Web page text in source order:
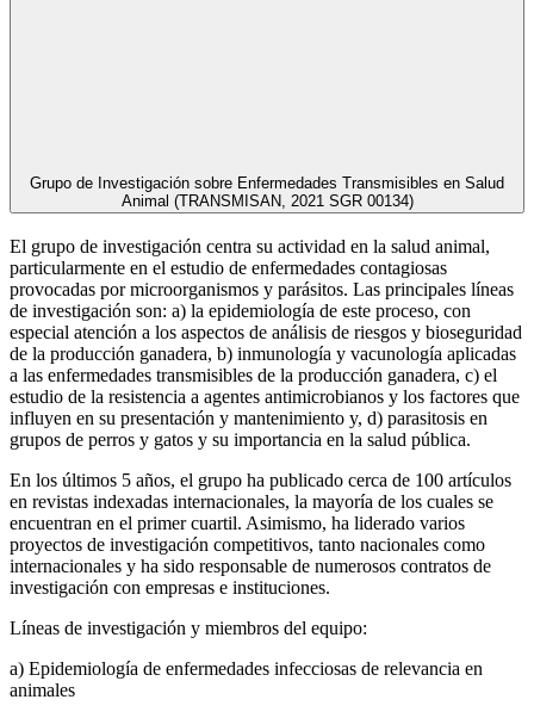
Grupo de Investigación sobre Enfermedades Transmisibles en Salud
Animal (TRANSMISAN, 2021 SGR 00134)
El grupo de investigación centra su actividad en la salud animal,
particularmente en el estudio de enfermedades contagiosas
provocadas por microorganismos y parásitos. Las principales líneas
de investigación son: a) la epidemiología de este proceso, con
especial atención a los aspectos de análisis de riesgos y bioseguridad
de la producción ganadera, b) inmunología y vacunología aplicadas
a las enfermedades transmisibles de la producción ganadera, c) el
estudio de la resistencia a agentes antimicrobianos y los factores que
influyen en su presentación y mantenimiento y, d) parasitosis en
grupos de perros y gatos y su importancia en la salud pública.
En los últimos 5 años, el grupo ha publicado cerca de 100 artículos
en revistas indexadas internacionales, la mayoría de los cuales se
encuentran en el primer cuartil. Asimismo, ha liderado varios
proyectos de investigación competitivos, tanto nacionales como
internacionales y ha sido responsable de numerosos contratos de
investigación con empresas e instituciones.
Líneas de investigación y miembros del equipo:
a) Epidemiología de enfermedades infecciosas de relevancia en
animales